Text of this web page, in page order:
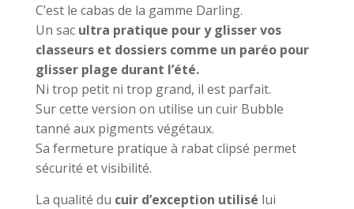
C’est le cabas de la gamme Darling.
Un sac ultra pratique pour y glisser vos
classeurs et dossiers comme un paréo pour
glisser plage durant l’été.
Ni trop petit ni trop grand, il est parfait.
Sur cette version on utilise un cuir Bubble
tanné aux pigments végétaux.
Sa fermeture pratique à rabat clipsé permet
sécurité et visibilité.
La qualité du cuir d’exception utilisé lui